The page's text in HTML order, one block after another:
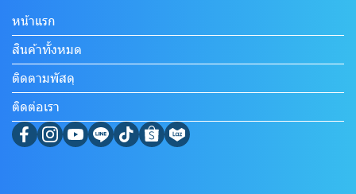
หน้าแรก
สินค้าทั้งหมด
ติดตามพัสดุ
ติดต่อเรา